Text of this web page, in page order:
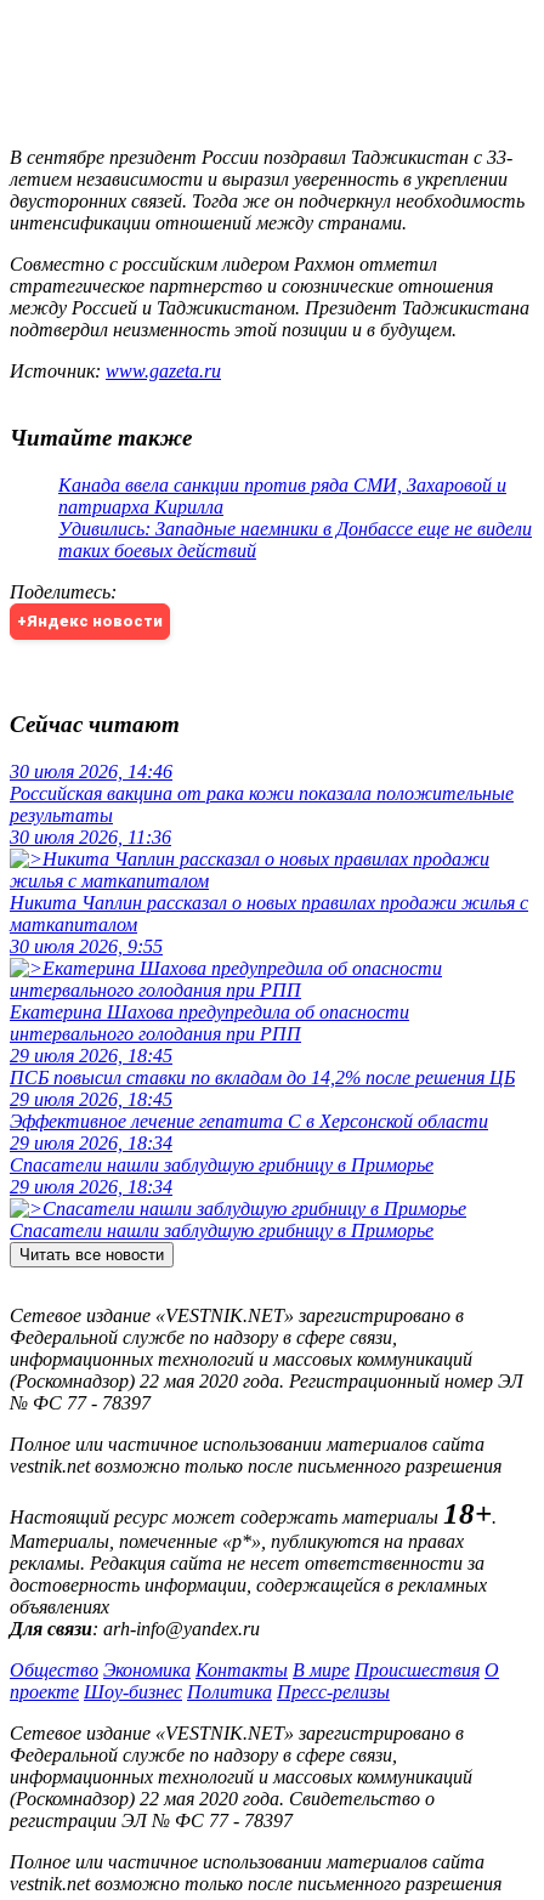
В сентябре президент России поздравил Таджикистан с 33-
летием независимости и выразил уверенность в укреплении
двусторонних связей. Тогда же он подчеркнул необходимость
интенсификации отношений между странами.
Совместно с российским лидером Рахмон отметил
стратегическое партнерство и союзнические отношения
между Россией и Таджикистаном. Президент Таджикистана
подтвердил неизменность этой позиции и в будущем.
Источник: www.gazeta.ru
Читайте также
Канада ввела санкции против ряда СМИ, Захаровой и
патриарха Кирилла
Удивились: Западные наемники в Донбассе еще не видели
таких боевых действий
Поделитесь:
+Яндекс новости
Сейчас читают
30 июля 2026, 14:46
Российская вакцина от рака кожи показала положительные
результаты
30 июля 2026, 11:36
Никита Чаплин рассказал о новых правилах продажи жилья с
маткапиталом
30 июля 2026, 9:55
Екатерина Шахова предупредила об опасности
интервального голодания при РПП
29 июля 2026, 18:45
ПСБ повысил ставки по вкладам до 14,2% после решения ЦБ
29 июля 2026, 18:45
Эффективное лечение гепатита C в Херсонской области
29 июля 2026, 18:34
Спасатели нашли заблудшую грибницу в Приморье
29 июля 2026, 18:34
Спасатели нашли заблудшую грибницу в Приморье
Читать все новости
Сетевое издание «VESTNIK.NET» зарегистрировано в
Федеральной службе по надзору в сфере связи,
информационных технологий и массовых коммуникаций
(Роскомнадзор) 22 мая 2020 года. Регистрационный номер ЭЛ
№ ФС 77 - 78397
Полное или частичное использовании материалов сайта
vestnik.net возможно только после письменного разрешения
Настоящий ресурс может содержать материалы 18+.
Материалы, помеченные «р*», публикуются на правах
рекламы. Редакция сайта не несет ответственности за
достоверность информации, содержащейся в рекламных
объявлениях
Для связи: arh-info@yandex.ru
Общество Экономика Контакты В мире Происшествия О
проекте Шоу-бизнес Политика Пресс-релизы
Сетевое издание «VESTNIK.NET» зарегистрировано в
Федеральной службе по надзору в сфере связи,
информационных технологий и массовых коммуникаций
(Роскомнадзор) 22 мая 2020 года. Свидетельство о
регистрации ЭЛ № ФС 77 - 78397
Полное или частичное использовании материалов сайта
vestnik.net возможно только после письменного разрешения